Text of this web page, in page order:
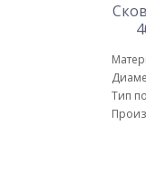
Тип